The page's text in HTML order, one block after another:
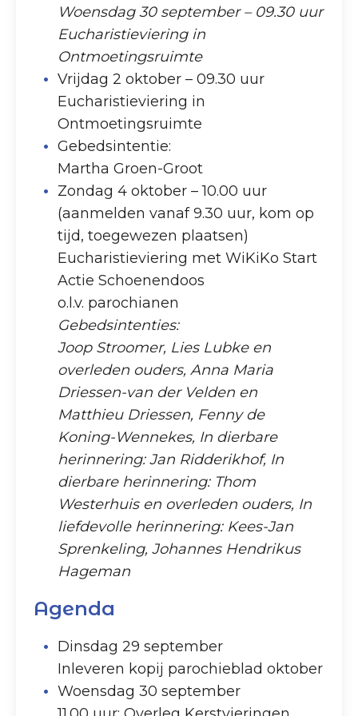
Woensdag 30 september – 09.30 uur
Eucharistieviering in
Ontmoetingsruimte
Vrijdag 2 oktober – 09.30 uur
Eucharistieviering in
Ontmoetingsruimte
Gebedsintentie:
Martha Groen-Groot
Zondag 4 oktober – 10.00 uur
(aanmelden vanaf 9.30 uur, kom op
tijd, toegewezen plaatsen)
Eucharistieviering met WiKiKo Start
Actie Schoenendoos
o.l.v. parochianen
Gebedsintenties:
Joop Stroomer, Lies Lubke en
overleden ouders, Anna Maria
Driessen-van der Velden en
Matthieu Driessen, Fenny de
Koning-Wennekes, In dierbare
herinnering: Jan Ridderikhof, In
dierbare herinnering: Thom
Westerhuis en overleden ouders, In
liefdevolle herinnering: Kees-Jan
Sprenkeling, Johannes Hendrikus
Hageman
Agenda
Dinsdag 29 september
Inleveren kopij parochieblad oktober
Woensdag 30 september